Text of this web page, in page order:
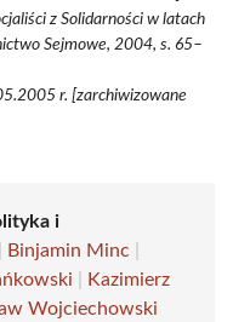
z Solidarności w latach
Sejmowe, 2004, s. 65–
r. [zarchiwizowane
i
Binjamin Minc
Kazimierz
Wojciechowski